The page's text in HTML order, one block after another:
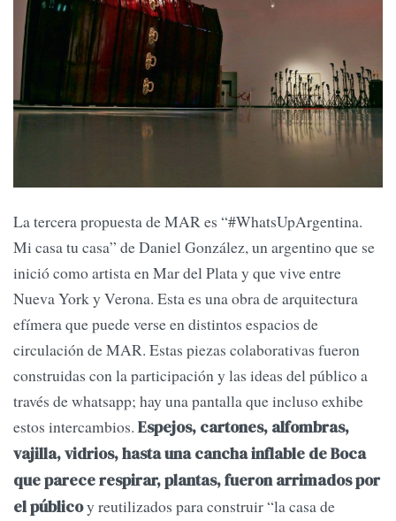
La tercera propuesta de MAR es “#WhatsUpArgentina.
Mi casa tu casa” de Daniel González, un argentino que se
inició como artista en Mar del Plata y que vive entre
Nueva York y Verona. Esta es una obra de arquitectura
efímera que puede verse en distintos espacios de
circulación de MAR. Estas piezas colaborativas fueron
construidas con la participación y las ideas del público a
través de whatsapp; hay una pantalla que incluso exhibe
estos intercambios. Espejos, cartones, alfombras,
vajilla, vidrios, hasta una cancha inflable de Boca
que parece respirar, plantas, fueron arrimados por
el públicoy reutilizados para construir “la casa de